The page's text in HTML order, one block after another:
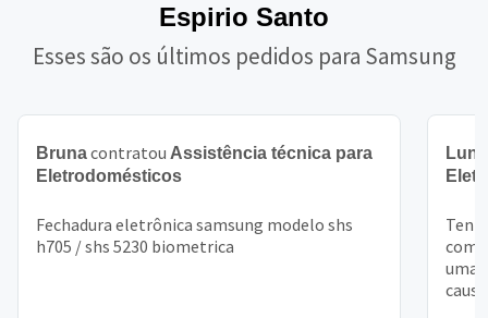
Espirio Santo
Esses são os últimos pedidos para Samsung
Brunacontratou Assistência técnica para
Eletrodomésticos
Fechadura eletrônica samsung modelo shs
h705 / shs 5230 biometrica
Luna
uma